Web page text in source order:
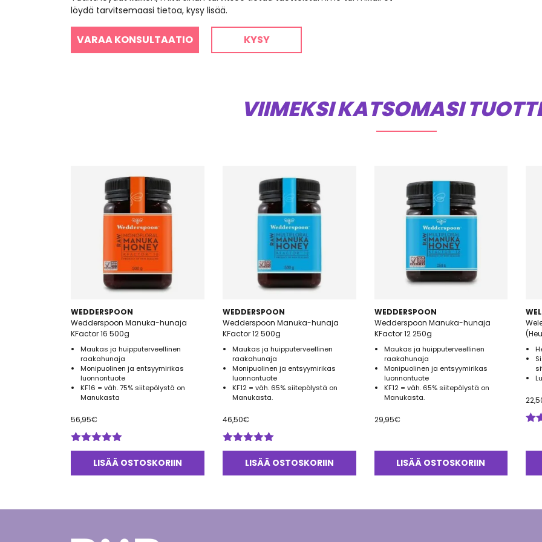
löydä tarvitsemaasi tietoa, kysy lisää.
VARAA KONSULTAATIO KYSY
VIIMEKSI KATSOMASI
WEDDERSPOON
Wedderspoon Manuka-hunaja
KFactor 16 500g
Maukas ja huipputerveellinen
raakahunaja
Monipuolinen ja entsyymirikas
luonnontuote
KF16 = väh. 75% siitepölystä on
Manukasta
56,95€
Arvostelu
tuotteesta:
LISÄÄ OSTOSKORIIN
WEDDERSPOON
Wedderspoon Manuka-hunaja
KFactor 12 500g
Maukas ja huipputerveellinen
raakahunaja
Monipuolinen ja entsyymirikas
luonnontuote
KF12 = väh. 65% siitepölystä on
Manukasta.
46,50€
Arvostelu
tuotteesta:
LISÄÄ OSTOSKORIIN
WEDDERSPOON
Wedderspoon Manuka-hunaja
KFactor 12 250g
Maukas ja huipputerveellinen
raakahunaja
Monipuolinen ja entsyymirikas
luonnontuote
KF12 = väh. 65% siitepölystä on
Manukasta.
29,95€
LISÄÄ OSTOSKORIIN